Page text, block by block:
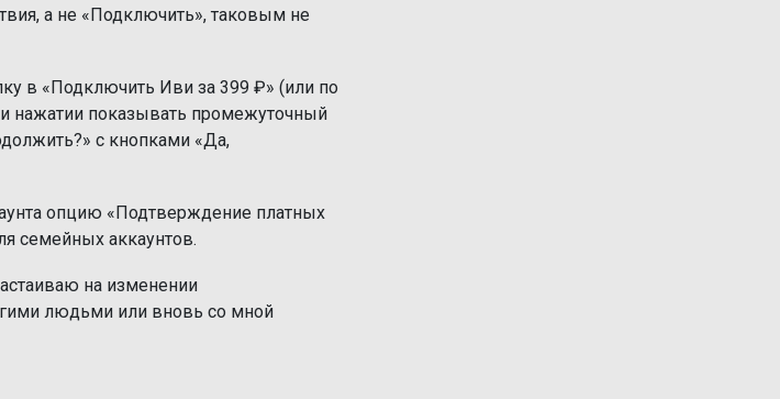
а не «Подключить», таковым не
в «Подключить Иви за 399 ₽» (или по
нажатии показывать промежуточный
с кнопками «Да,
опцию «Подтверждение платных
семейных аккаунтов.
на изменении
людьми или вновь со мной